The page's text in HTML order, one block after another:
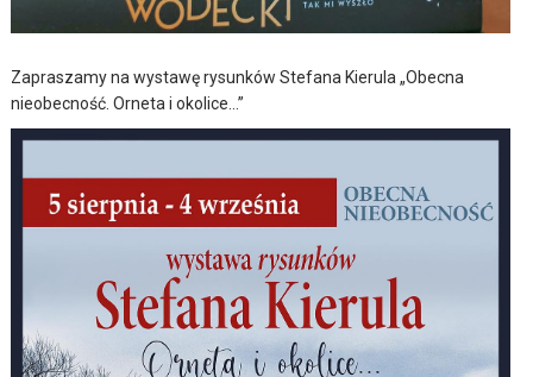
Zapraszamy na wystawę rysunków Stefana Kierula „Obecna
nieobecność. Orneta i okolice…”